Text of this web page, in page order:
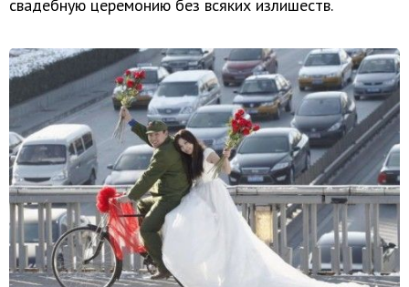
свадебную церемонию без всяких излишеств.